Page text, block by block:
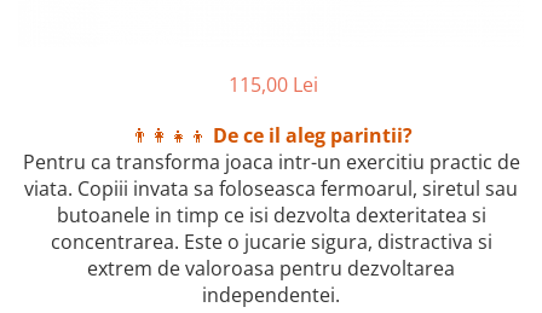
115,00 Lei
👨‍👩‍👧‍👦 De ce il aleg parintii?
Pentru ca transforma joaca intr-un exercitiu practic de
viata. Copiii invata sa foloseasca fermoarul, siretul sau
butoanele in timp ce isi dezvolta dexteritatea si
concentrarea. Este o jucarie sigura, distractiva si
extrem de valoroasa pentru dezvoltarea
independentei.